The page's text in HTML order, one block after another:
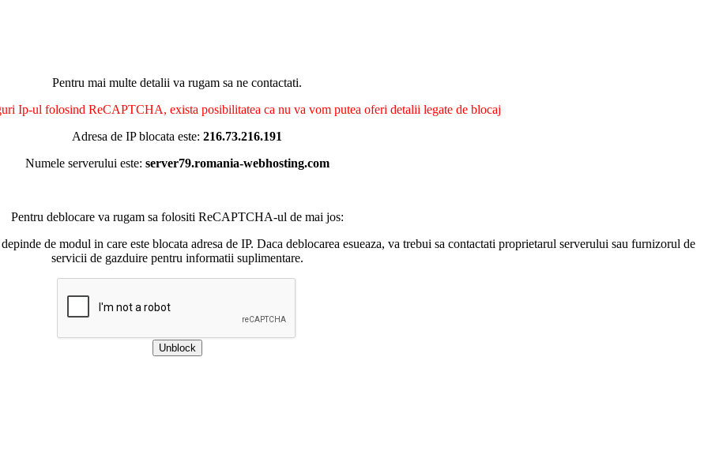
Pentru mai multe detalii va rugam sa ne contactati.
Ip-ul folosind ReCAPTCHA, exista posibilitatea ca nu va vom putea oferi detalii legate de blocaj
Adresa de IP blocata este: 216.73.216.191
Numele serverului este: server79.romania-webhosting.com
Pentru deblocare va rugam sa folositi ReCAPTCHA-ul de mai jos:
de modul in care este blocata adresa de IP. Daca deblocarea esueaza, va trebui sa contactati proprietarul serverului sau furnizorul de
servicii de gazduire pentru informatii suplimentare.